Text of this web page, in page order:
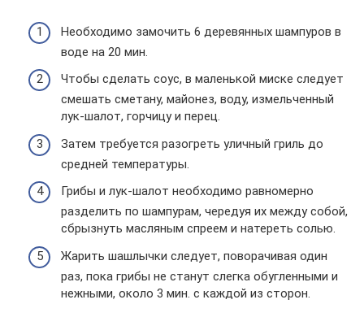
Необходимо замочить 6 деревянных шампуров в
воде на 20 мин.
Чтобы сделать соус, в маленькой миске следует
смешать сметану, майонез, воду, измельченный
лук-шалот, горчицу и перец.
Затем требуется разогреть уличный гриль до
средней температуры.
Грибы и лук-шалот необходимо равномерно
разделить по шампурам, чередуя их между собой,
сбрызнуть масляным спреем и натереть солью.
Жарить шашлычки следует, поворачивая один
раз, пока грибы не станут слегка обугленными и
нежными, около 3 мин. с каждой из сторон.